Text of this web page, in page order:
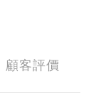
顧客評價